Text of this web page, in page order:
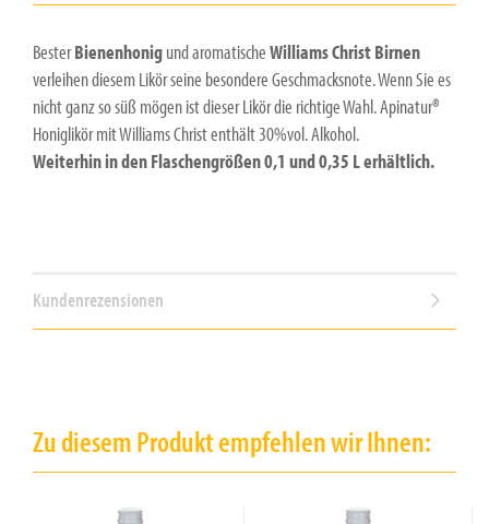
BesterBienenhonigund aromatischeWilliams Christ Birnen
verleihen diesem Likör seine besondere Geschmacksnote. Wenn Sie es
nicht ganz so süß mögen ist dieser Likör die richtige Wahl. Apinatur®
Honiglikör mit Williams Christ enthält 30%vol. Alkohol.
Weiterhin in den Flaschengrößen 0,1 und 0,35 L erhältlich.
Kundenrezensionen
Zu diesem Produkt empfehlen wir Ihnen: